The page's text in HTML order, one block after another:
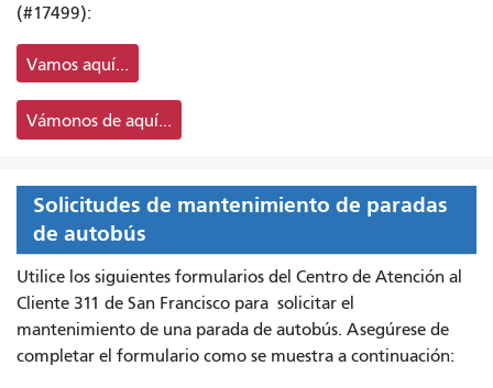
(#17499):
Vamos aquí...
Vámonos de aquí...
Solicitudes de mantenimiento de paradas
de autobús
Utilice los siguientes formularios del Centro de Atención al
Cliente 311 de San Francisco para solicitar el
mantenimiento de una parada de autobús. Asegúrese de
completar el formulario como se muestra a continuación: